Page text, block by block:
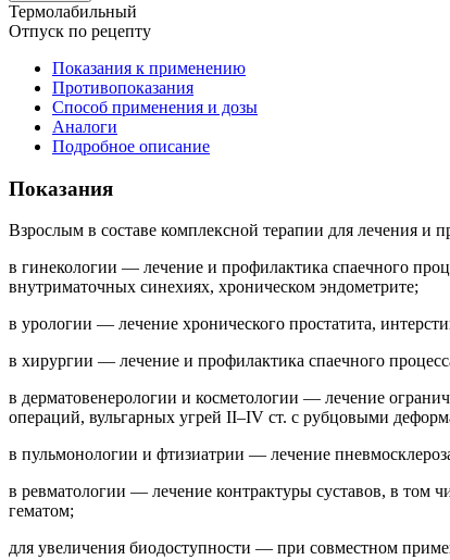
Термолабильный
Отпуск по рецепту
Показания к применению
Противопоказания
Способ применения и дозы
Аналоги
Подробное описание
Показания
Взрослым в составе комплексной терапии для лечения и
в гинекологии — лечение и профилактика спаечного
внутриматочных синехиях, хроническом эндометрите;
в урологии — лечение хронического простатита,
в хирургии — лечение и профилактика спаечного
в дерматовенерологии и косметологии — лечение
операций, вульгарных угрей II–IV ст. с рубцовыми
в пульмонологии и фтизиатрии — лечение
в ревматологии — лечение контрактуры суставов, в том
гематом;
для увеличения биодоступности — при совместном